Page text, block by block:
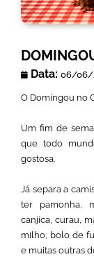
Data: 06/06/
O Domingou no
Um fim de
que todo
gostosa.
Já separa a
ter pamonha,
canjica, curau,
milho, bolo de
e muitas outras